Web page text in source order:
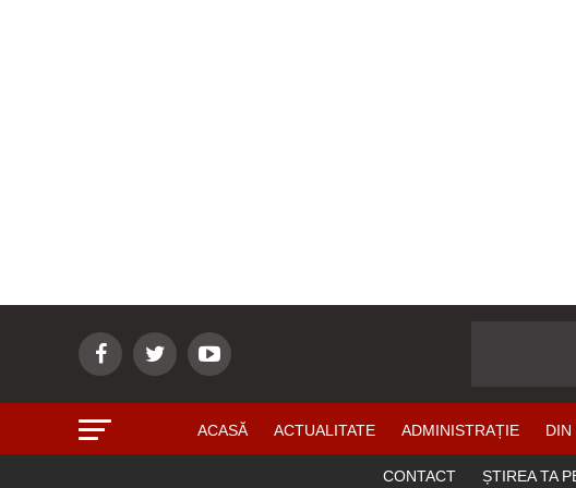
ACASĂ ACTUALITATE ADMINISTRAȚIE DIN
CONTACT ȘTIREA TA